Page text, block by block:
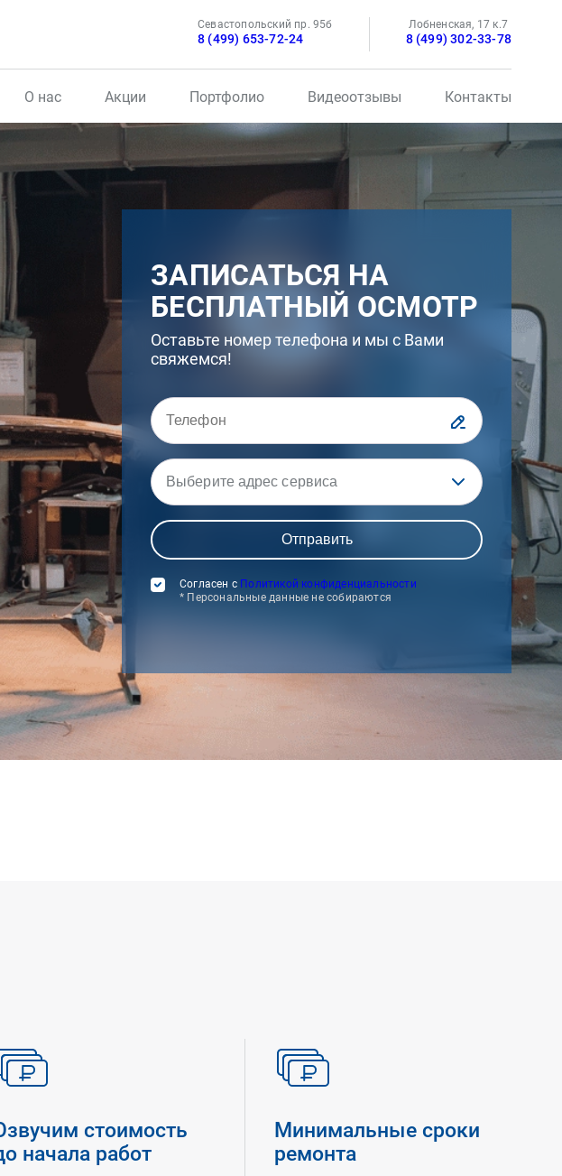
Севастопольский пр. 95б
8 (499) 653-72-24
Лобненская, 17 к.7
8 (499) 302-33-78
О нас Акции Портфолио Видеоотзывы Контакты
ЗАПИСАТЬСЯ НА
БЕСПЛАТНЫЙ ОСМОТР
Оставьте номер телефона и мы с Вами
свяжемся!
Выберите адрес сервиса
Согласен с Политикой конфиденциальности
* Персональные данные не собираются
стоимость
начала работ
Минимальные сроки
ремонта